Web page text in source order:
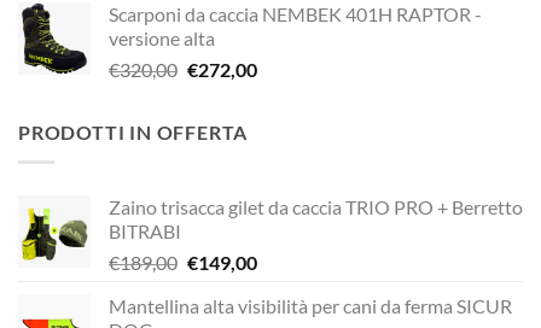
originale
era:
€338,90.
attuale
€249,00.
Scarponi da caccia NEMBEK 401H RAPTOR -
versione alta
€320,00 Il
era:
€272,00Il
PRODOTTI IN OFFERTA
Zaino trisacca gilet da caccia TRIO PRO + Berretto
BITRABI
€189,00 Il
originale
€149,00Il
attuale
Mantellina alta visibilità per cani da ferma SICUR